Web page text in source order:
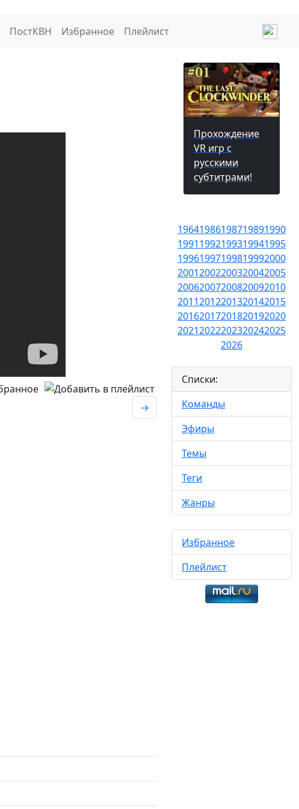
ПостКВН Избранное Плейлист
→
Прохождение
VR игр с
русскими
субтитрами!
19641986198719891990
19911992199319941995
19961997199819992000
20012002200320042005
20062007200820092010
20112012201320142015
20162017201820192020
20212022202320242025
2026
Списки:
Команды
Эфиры
Темы
Теги
Жанры
Избранное
Плейлист